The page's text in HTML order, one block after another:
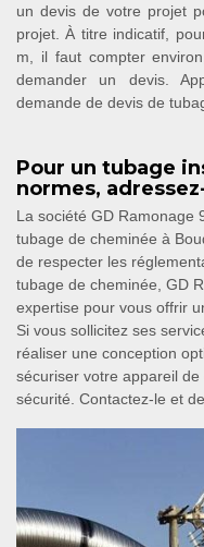
un devis de votre projet
projet. À titre indicatif,
m, il faut compter
demander un devis.
demande de devis de
Pour un tubage
normes,
La société GD Ramonage
tubage de cheminée à
de respecter les
tubage de cheminée, GD
expertise pour vous offrir
Si vous sollicitez ses
réaliser une conception
sécuriser votre appareil
sécurité. Contactez-le et